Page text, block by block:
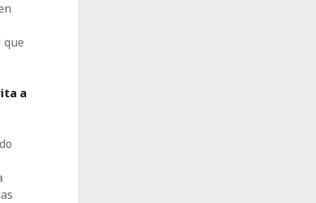
que
a